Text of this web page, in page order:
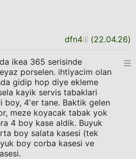
dfn4 (22.04.26)
ikea 365 serisinde
porselen. ihtiyacim olan
gidip hop diye ekleme
kayik servis tabaklari
boy, 4'er tane. Baktik gelen
meze koyacak tabak yok
4 boy kase aldik. Buyuk
boy salata kasesi (tek
boy corba kasesi ve